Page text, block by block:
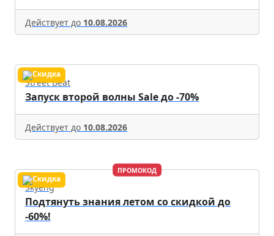
Действует до 10.08.2026
Street Beat
Запуск второй волны Sale до -70%
Действует до 10.08.2026
ПРОМОКОД
Skyeng
Подтянуть знания летом со скидкой до
-60%!